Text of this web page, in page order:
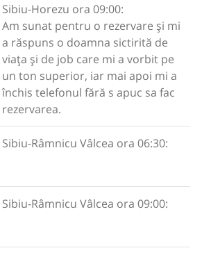
Sibiu-Horezu ora 09:00:
Am sunat pentru o rezervare și mi
a răspuns o doamna sictirită de
viața și de job care mi a vorbit pe
un ton superior, iar mai apoi mi a
închis telefonul fără s apuc sa fac
rezervarea.
Sibiu-Râmnicu Vâlcea ora 06:30:
Sibiu-Râmnicu Vâlcea ora 09:00: